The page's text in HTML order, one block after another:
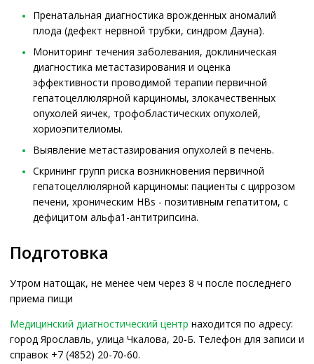
Пренатальная диагностика врожденных аномалий
плода (дефект нервной трубки, синдром Дауна).
Мониторинг течения заболевания, доклиническая
диагностика метастазирования и оценка
эффективности проводимой терапии первичной
гепатоцеллюлярной карциномы, злокачественных
опухолей яичек, трофобластических опухолей,
хориоэпителиомы.
Выявление метастазирования опухолей в печень.
Скрининг групп риска возникновения первичной
гепатоцеллюлярной карциномы: пациенты с циррозом
печени, хроническим HBs - позитивным гепатитом, с
дефицитом альфа1-антитрипсина.
Подготовка
Утром натощак, не менее чем через 8 ч после последнего
приема пищи
Медицинский диагностический центр находится по адресу:
город Ярославль, улица Чкалова, 20-Б. Телефон для записи и
справок +7 (4852) 20-70-60.